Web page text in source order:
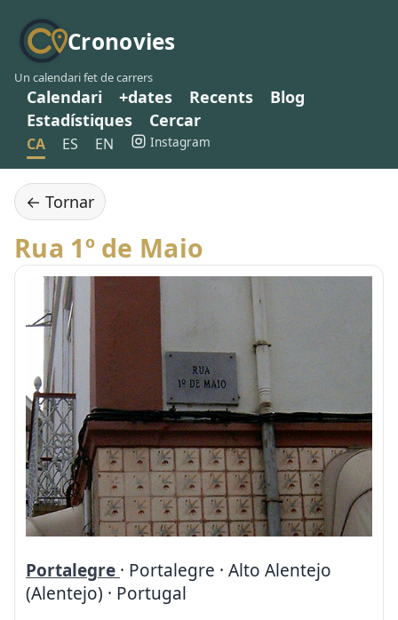
Cronovies
Un calendari fet de carrers
Calendari +dates Recents
Blog
Estadístiques
Cercar
CA ES EN Instagram
← Tornar
Rua 1º de Maio
Portalegre · Portalegre · Alto Alentejo
(Alentejo) · Portugal